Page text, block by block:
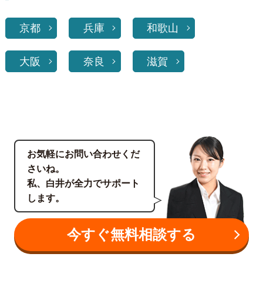
京都 兵庫 和歌山
大阪 奈良 滋賀
お気軽にお問い合わせくだ
さいね。
私、白井が全力でサポート
します。
今すぐ無料相談する